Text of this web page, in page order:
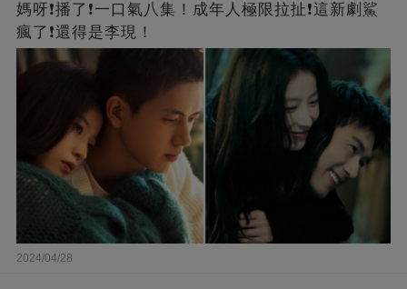
媽呀❗️播了❗一口氣八集！成年人極限拉扯❗這新劇鯊
瘋了❗還得是李現！
2024/04/28